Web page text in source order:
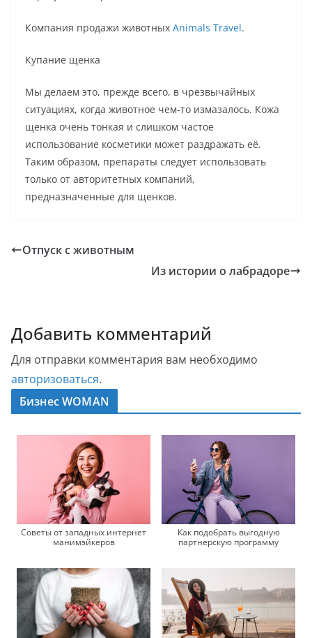
Компания продажи животных Animals Travel.
Купание щенка
Мы делаем это, прежде всего, в чрезвычайных
ситуациях, когда животное чем-то измазалось. Кожа
щенка очень тонкая и слишком частое
использование косметики может раздражать её.
Таким образом, препараты следует использовать
только от авторитетных компаний,
предназначенные для щенков.
Отпуск с животным
Из истории о лабрадоре
Добавить комментарий
Для отправки комментария вам необходимо
авторизоваться.
Бизнес WOMAN
Советы от западных интернет
манимэйкеров
Как подобрать выгодную
партнерскую программу